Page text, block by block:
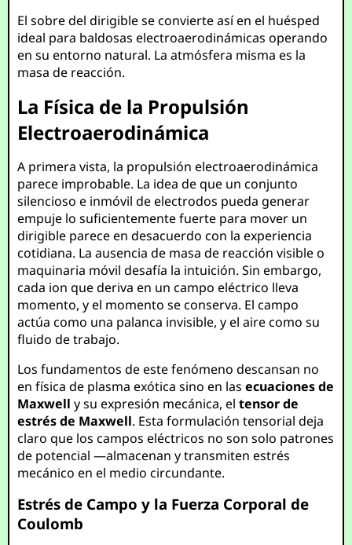
El sobre del dirigible se convierte así en el huésped
ideal para baldosas electroaerodinámicas operando
en su entorno natural. La atmósfera misma es la
masa de reacción.
La Física de la Propulsión
Electroaerodinámica
A primera vista, la propulsión electroaerodinámica
parece improbable. La idea de que un conjunto
silencioso e inmóvil de electrodos pueda generar
empuje lo suficientemente fuerte para mover un
dirigible parece en desacuerdo con la experiencia
cotidiana. La ausencia de masa de reacción visible o
maquinaria móvil desafía la intuición. Sin embargo,
cada ion que deriva en un campo eléctrico lleva
momento, y el momento se conserva. El campo
actúa como una palanca invisible, y el aire como su
fluido de trabajo.
Los fundamentos de este fenómeno descansan no
en física de plasma exótica sino en lasecuaciones de
Maxwell y su expresión mecánica, eltensor de
estrés de Maxwell. Esta formulación tensorial deja
claro que los campos eléctricos no son solo patrones
de potencial —almacenan y transmiten estrés
mecánico en el medio circundante.
Estrés de Campo y la Fuerza Corporal de
Coulomb